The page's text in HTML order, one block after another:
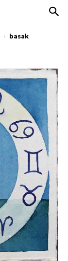
basak